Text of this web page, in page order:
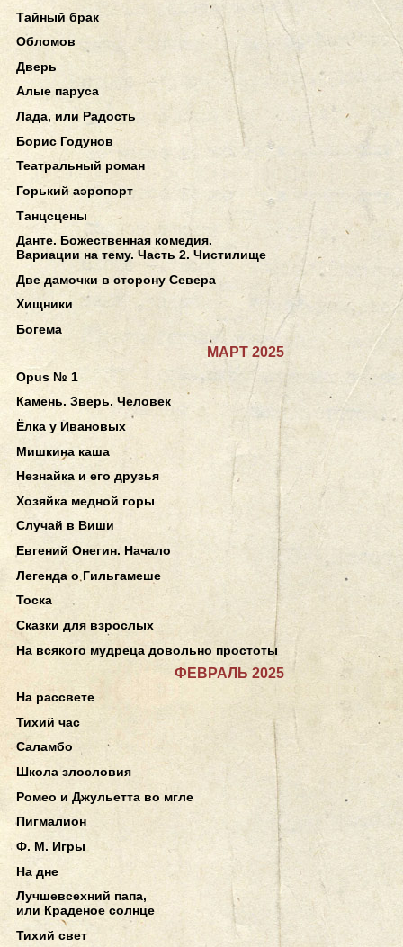
Тайный брак
Обломов
Дверь
Алые паруса
Лада, или Радость
Борис Годунов
Театральный роман
Горький аэропорт
Танцсцены
Данте. Божественная комедия.
Вариации на тему. Часть 2. Чистилище
Две дамочки в сторону Севера
Хищники
Богема
МАРТ 2025
Opus № 1
Камень. Зверь. Человек
Ёлка у Ивановых
Мишкина каша
Незнайка и его друзья
Хозяйка медной горы
Случай в Виши
Евгений Онегин. Начало
Легенда о Гильгамеше
Тоска
Сказки для взрослых
На всякого мудреца довольно простоты
ФЕВРАЛЬ 2025
На рассвете
Тихий час
Саламбо
Школа злословия
Ромео и Джульетта во мгле
Пигмалион
Ф. М. Игры
На дне
Лучшевсехний папа,
или Краденое солнце
Тихий свет